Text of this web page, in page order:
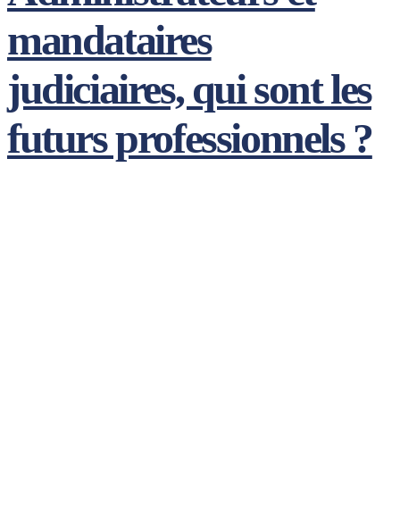
mandataires
judiciaires, qui sont les
futurs professionnels ?